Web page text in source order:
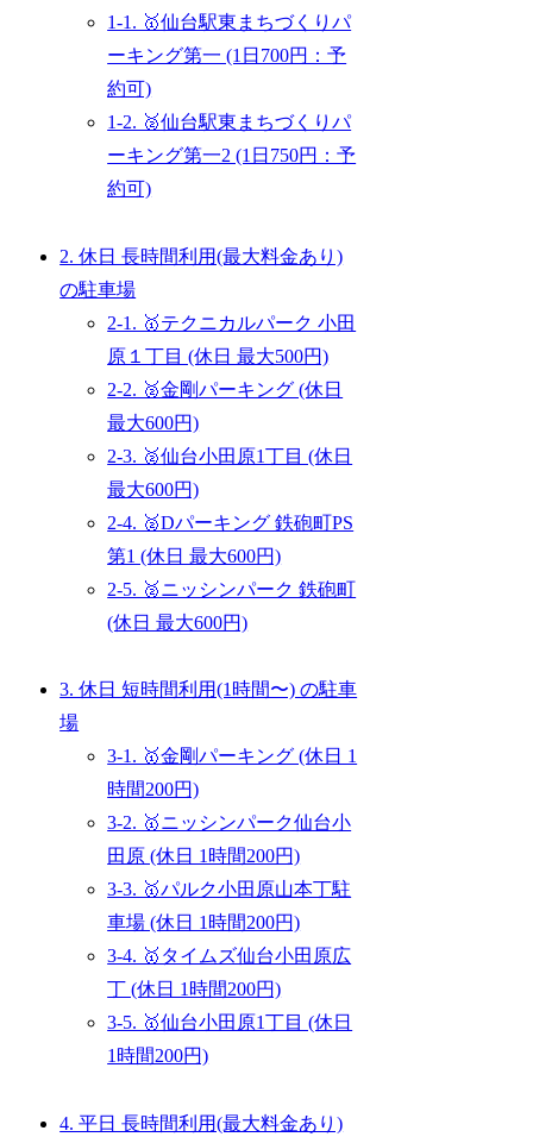
1-1. 🥇仙台駅東まちづくりパ
ーキング第一 (1日700円：予
約可)
1-2. 🥈仙台駅東まちづくりパ
ーキング第一2 (1日750円：予
約可)
2. 休日 長時間利用(最大料金あり)
の駐車場
2-1. 🥇テクニカルパーク 小田
原１丁目 (休日 最大500円)
2-2. 🥈金剛パーキング (休日
最大600円)
2-3. 🥈仙台小田原1丁目 (休日
最大600円)
2-4. 🥈Dパーキング 鉄砲町PS
第1 (休日 最大600円)
2-5. 🥈ニッシンパーク 鉄砲町
(休日 最大600円)
3. 休日 短時間利用(1時間〜) の駐車
場
3-1. 🥇金剛パーキング (休日 1
時間200円)
3-2. 🥇ニッシンパーク仙台小
田原 (休日 1時間200円)
3-3. 🥇パルク小田原山本丁駐
車場 (休日 1時間200円)
3-4. 🥇タイムズ仙台小田原広
丁 (休日 1時間200円)
3-5. 🥇仙台小田原1丁目 (休日
1時間200円)
4. 平日 長時間利用(最大料金あり)